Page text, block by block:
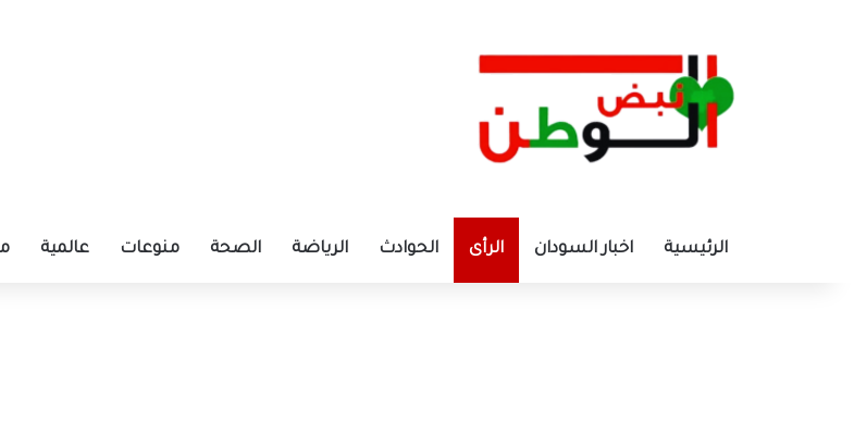
الرئيسية اخبار السودان الرأى الحوادث الرياضة الصحة منوعات عالمية